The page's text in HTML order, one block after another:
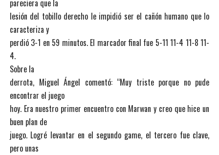
pareciera que la
lesión del tobillo derecho le impidió ser el cañón humano que lo
caracteriza y
perdió 3-1 en 59 minutos. El marcador final fue 5-11 11-4 11-8 11-
4.
Sobre la
derrota, Miguel Ángel comentó: “Muy triste porque no pude
encontrar el juego
hoy. Era nuestro primer encuentro con Marwan y creo que hice un
buen plan de
juego. Logré levantar en el segundo game, el tercero fue clave,
pero unas